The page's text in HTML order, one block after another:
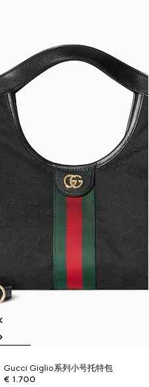
Gucci Giglio系列小号托特包
€ 1.700